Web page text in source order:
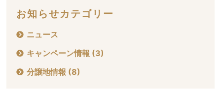
お知らせカテゴリー
ニュース
キャンペーン情報 (3)
分譲地情報 (8)